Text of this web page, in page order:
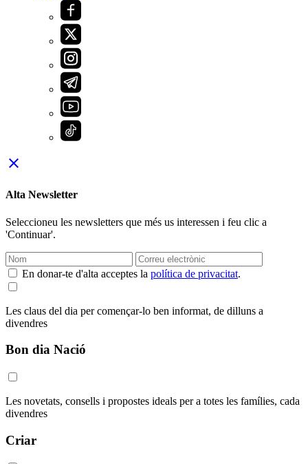
close
Alta Newsletter
Seleccioneu les newsletters que més us interessen i feu clic a
'Continuar'.
En donar-te d'alta acceptes la política de privacitat.
Les claus del dia per començar-lo ben informat, de dilluns a
divendres
Bon dia Nació
Les novetats, consells i propostes ideals per a totes les famílies, cada
divendres
Criar